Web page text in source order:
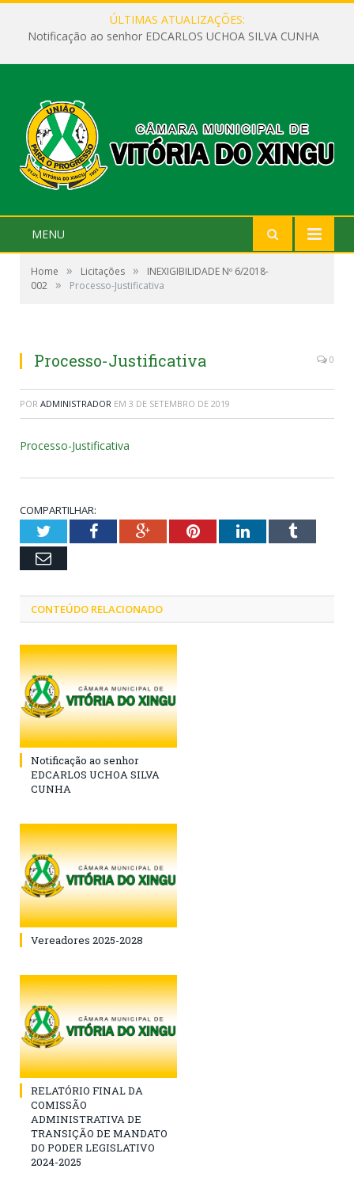
ÚLTIMAS ATUALIZAÇÕES:
Notificação ao senhor EDCARLOS UCHOA SILVA CUNHA
MENU
Home » Licitações »
INEXIGIBILIDADE Nº 6/2018-
002 » Processo-Justificativa
Processo-Justificativa 0
POR ADMINISTRADOR EM 3 DE SETEMBRO DE 2019
Processo-Justificativa
COMPARTILHAR:
TwitterFacebookGoogle+PinterestLinkedInTumblr
Email
CONTEÚDO RELACIONADO
Notificação ao senhor
EDCARLOS UCHOA SILVA
CUNHA
Vereadores 2025-2028
RELATÓRIO FINAL DA
COMISSÃO
ADMINISTRATIVA DE
TRANSIÇÃO DE MANDATO
DO PODER LEGISLATIVO
2024-2025